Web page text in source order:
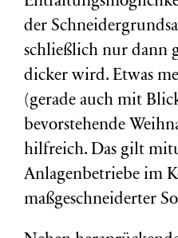
der
schließlich nur dann
dicker wird. Etwas
(gerade auch mit
bevorstehende
hilfreich. Das gilt
Anlagenbetriebe im
maßgeschneiderter